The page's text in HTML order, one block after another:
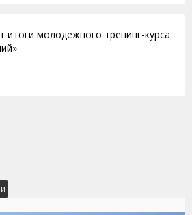
итоги молодежного тренинг-курса